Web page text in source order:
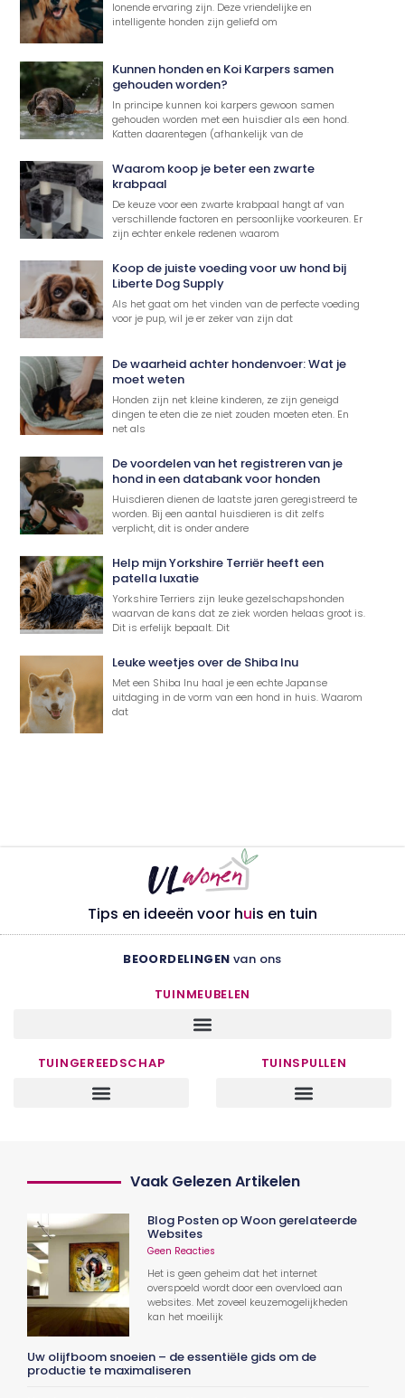
lonende ervaring zijn. Deze vriendelijke en
intelligente honden zijn geliefd om
Kunnen honden en Koi Karpers samen
gehouden worden?
In principe kunnen koi karpers gewoon samen
gehouden worden met een huisdier als een hond.
Katten daarentegen (afhankelijk van de
Waarom koop je beter een zwarte
krabpaal
De keuze voor een zwarte krabpaal hangt af van
verschillende factoren en persoonlijke voorkeuren. Er
zijn echter enkele redenen waarom
Koop de juiste voeding voor uw hond bij
Liberte Dog Supply
Als het gaat om het vinden van de perfecte voeding
voor je pup, wil je er zeker van zijn dat
De waarheid achter hondenvoer: Wat je
moet weten
Honden zijn net kleine kinderen, ze zijn geneigd
dingen te eten die ze niet zouden moeten eten. En
net als
De voordelen van het registreren van je
hond in een databank voor honden
Huisdieren dienen de laatste jaren geregistreerd te
worden. Bij een aantal huisdieren is dit zelfs
verplicht, dit is onder andere
Help mijn Yorkshire Terriër heeft een
patella luxatie
Yorkshire Terriers zijn leuke gezelschapshonden
waarvan de kans dat ze ziek worden helaas groot is.
Dit is erfelijk bepaalt. Dit
Leuke weetjes over de Shiba Inu
Met een Shiba Inu haal je een echte Japanse
uitdaging in de vorm van een hond in huis. Waarom
dat
Tips en ideeën voor huis en tuin
BEOORDELINGEN van ons
TUINMEUBELEN
TUINGEREEDSCHAP TUINSPULLEN
Vaak Gelezen Artikelen
Blog Posten op Woon gerelateerde
Websites
Geen Reacties
Het is geen geheim dat het internet
overspoeld wordt door een overvloed aan
websites. Met zoveel keuzemogelijkheden
kan het moeilijk
Uw olijfboom snoeien – de essentiële gids om de
productie te maximaliseren